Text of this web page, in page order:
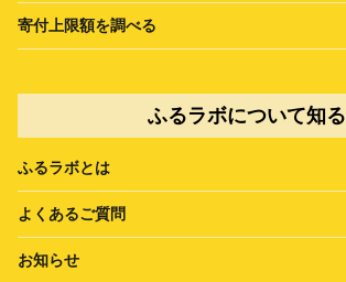
寄付上限額を調べる
ふるラボについて知る
ふるラボとは
よくあるご質問
お知らせ